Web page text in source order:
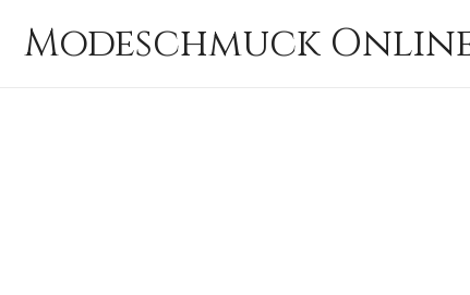
InhaltModeschmuck